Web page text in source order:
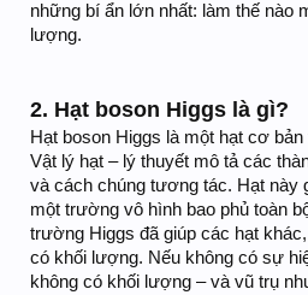
những bí ẩn lớn nhất: làm thế nào
lượng.
2. Hạt boson Higgs là gì?
Hạt boson Higgs là một hạt cơ
Vật lý hạt – lý thuyết mô tả các
và cách chúng tương tác. Hạt này
một trường vô hình bao phủ toàn
trường Higgs đã giúp các hạt
có khối lượng. Nếu không có sự
không có khối lượng – và vũ trụ